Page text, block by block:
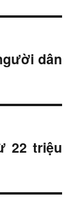
dân
22 triệu